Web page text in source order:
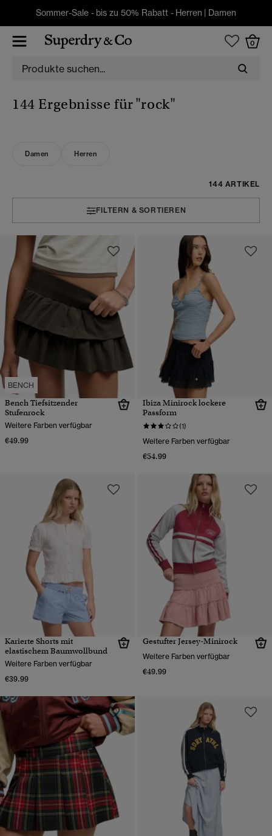
Sommer-Sale - bis zu 50% Rabatt - Herren | Damen
0
144 Ergebnisse für"rock"
Damen Herren
144 ARTIKEL
FILTERN & SORTIEREN
BENCH
Bench Tiefsitzender
Stufenrock
Weitere Farben verfügbar
€49.99
Ibiza Minirock lockere
Passform
(1)
Weitere Farben verfügbar
€54.99
Karierte Shorts mit
elastischem Baumwollbund
Weitere Farben verfügbar
€39.99
Gestufter Jersey-Minirock
Weitere Farben verfügbar
€49.99